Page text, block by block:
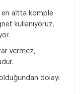
en altta komple
kullanıyoruz.
vermez,
dolayı